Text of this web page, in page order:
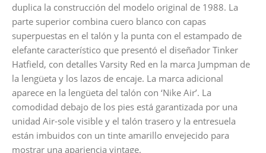
duplica la construcción del modelo original de 1988. La
parte superior combina cuero blanco con capas
superpuestas en el talón y la punta con el estampado de
elefante característico que presentó el diseñador Tinker
Hatfield, con detalles Varsity Red en la marca Jumpman de
la lengüeta y los lazos de encaje. La marca adicional
aparece en la lengüeta del talón con ‘Nike Air’. La
comodidad debajo de los pies está garantizada por una
unidad Air-sole visible y el talón trasero y la entresuela
están imbuidos con un tinte amarillo envejecido para
mostrar una apariencia vintage.